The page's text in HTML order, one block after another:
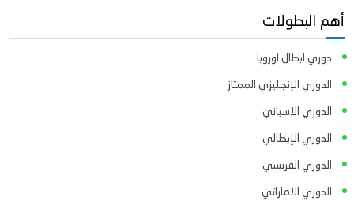
أهم البطولات
دوري ابطال اوروبا
الدوري الإنجليزي الممتاز
الدوري الاسباني
الدوري الإيطالي
الدوري الفرنسي
الدوري الاماراتي